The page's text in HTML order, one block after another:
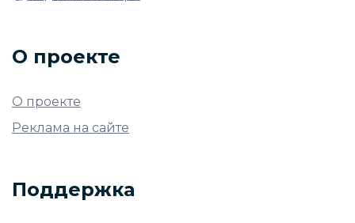
О проекте
О проекте
Реклама на сайте
Поддержка